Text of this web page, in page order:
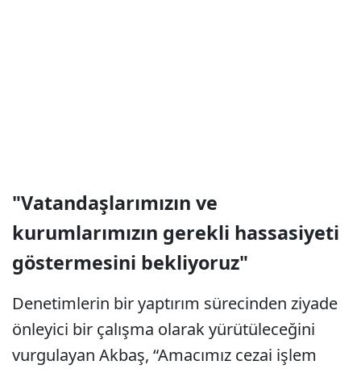
"Vatandaşlarımızın ve
kurumlarımızın gerekli hassasiyeti
göstermesini bekliyoruz"
Denetimlerin bir yaptırım sürecinden ziyade
önleyici bir çalışma olarak yürütüleceğini
vurgulayan Akbaş, “Amacımız cezai işlem